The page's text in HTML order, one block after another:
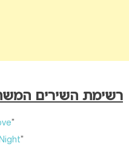
רשימת השירים